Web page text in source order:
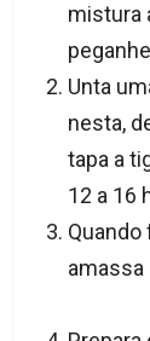
mistura
Unta
nesta,
tapa a
12 a 16
Quando
amassa